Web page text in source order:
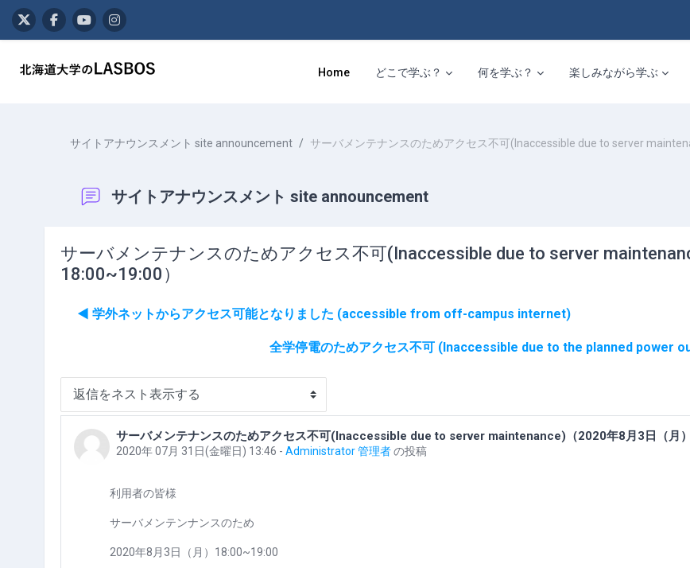
Home どこで学ぶ？ 何を学ぶ？ 楽しみながら学ぶ
サイトアナウンスメント site announcement サーバメンテナンスのためアクセス不可(Inaccessible due to server
サイトアナウンスメント site announcement
サーバメンテナンスのためアクセス不可(Inaccessible due to server
18:00~19:00）
◀︎ 学外ネットからアクセス可能となりました (accessible from off-campus internet)
全学停電のためアクセス不可 (Inaccessible due to the planned power
サーバメンテナンスのためアクセス不可(Inaccessible due to server maintenance)（2020年8月3日（月
2020年 07月 31日(金曜日) 13:46 - Administrator 管理者の投稿
返信数: 0
利用者の皆様
サーバメンテンナンスのため
2020年8月3日（月）18:00~19:00